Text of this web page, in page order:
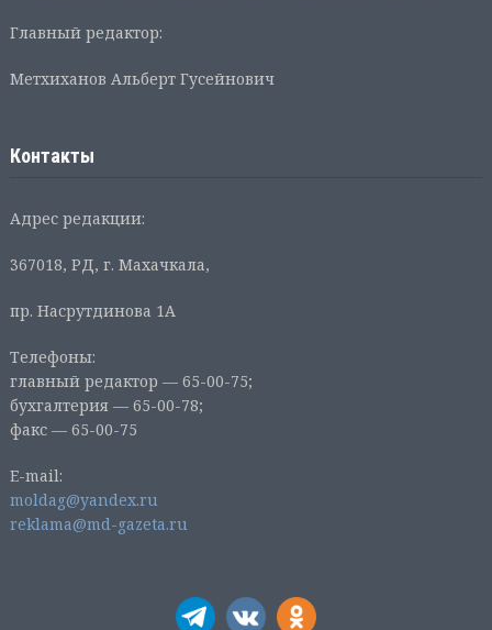
Главный редактор:
Метхиханов Альберт Гусейнович
Контакты
Адрес редакции:
367018, РД, г. Махачкала,
пр. Насрутдинова 1А
Телефоны:
главный редактор — 65-00-75;
бухгалтерия — 65-00-78;
факс — 65-00-75
E-mail:
moldag@yandex.ru
reklama@md-gazeta.ru